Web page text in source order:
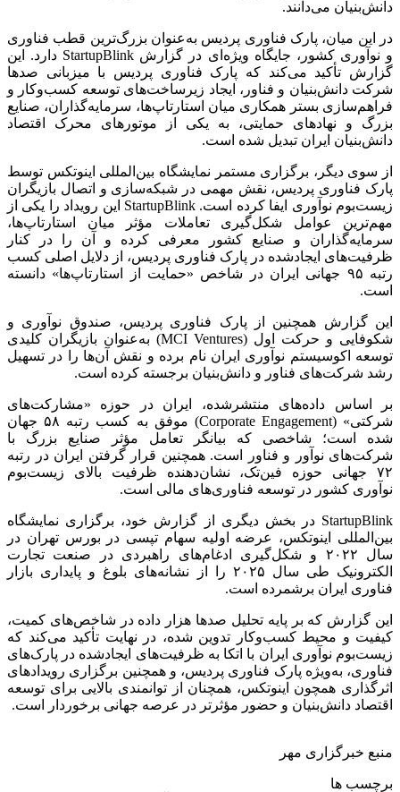
دانش‌بنیان می‌دانند.
در این میان، پارک فناوری پردیس به‌عنوان بزرگ‌ترین قطب فناوری
و نوآوری کشور، جایگاه ویژه‌ای در گزارش StartupBlink دارد. این
گزارش تأکید می‌کند که پارک فناوری پردیس با میزبانی صدها
شرکت دانش‌بنیان و فناور، ایجاد زیرساخت‌های توسعه کسب‌وکار و
فراهم‌سازی بستر همکاری میان استارتاپ‌ها، سرمایه‌گذاران، صنایع
بزرگ و نهادهای حمایتی، به یکی از موتورهای محرک اقتصاد
دانش‌بنیان ایران تبدیل شده است.
از سوی دیگر، برگزاری مستمر نمایشگاه بین‌المللی اینوتکس توسط
پارک فناوری پردیس، نقش مهمی در شبکه‌سازی و اتصال بازیگران
زیست‌بوم نوآوری ایفا کرده است. StartupBlink این رویداد را یکی از
مهم‌ترین عوامل شکل‌گیری تعاملات مؤثر میان استارتاپ‌ها،
سرمایه‌گذاران و صنایع کشور معرفی کرده و آن را در کنار
ظرفیت‌های ایجادشده در پارک فناوری پردیس، از دلایل اصلی کسب
رتبه ۹۵ جهانی ایران در شاخص «حمایت از استارتاپ‌ها» دانسته
است.
این گزارش همچنین از پارک فناوری پردیس، صندوق نوآوری و
شکوفایی و حرکت اول (MCI Ventures) به‌عنوان بازیگران کلیدی
توسعه اکوسیستم نوآوری ایران نام برده و نقش آن‌ها را در تسهیل
رشد شرکت‌های فناور و دانش‌بنیان برجسته کرده است.
بر اساس داده‌های منتشرشده، ایران در حوزه «مشارکت‌های
شرکتی» (Corporate Engagement) موفق به کسب رتبه ۵۸ جهان
شده است؛ شاخصی که بیانگر تعامل مؤثر صنایع بزرگ با
شرکت‌های نوآور و فناور است. همچنین قرار گرفتن ایران در رتبه
۷۲ جهانی حوزه فین‌تک، نشان‌دهنده ظرفیت بالای زیست‌بوم
نوآوری کشور در توسعه فناوری‌های مالی است.
StartupBlink در بخش دیگری از گزارش خود، برگزاری نمایشگاه
بین‌المللی اینوتکس، عرضه اولیه سهام تپسی در بورس تهران در
سال ۲۰۲۲ و شکل‌گیری ادغام‌های راهبردی در صنعت تجارت
الکترونیک طی سال ۲۰۲۵ را از نشانه‌های بلوغ و پایداری بازار
فناوری ایران برشمرده است.
این گزارش که بر پایه تحلیل صدها هزار داده در شاخص‌های کمیت،
کیفیت و محیط کسب‌وکار تدوین شده، در نهایت تأکید می‌کند که
زیست‌بوم نوآوری ایران با اتکا به ظرفیت‌های ایجادشده در پارک‌های
فناوری، به‌ویژه پارک فناوری پردیس، و همچنین برگزاری رویدادهای
اثرگذاری همچون اینوتکس، همچنان از توانمندی بالایی برای توسعه
اقتصاد دانش‌بنیان و حضور مؤثرتر در عرصه جهانی برخوردار است.
منبع خبرگزاری مهر
برچسب ها